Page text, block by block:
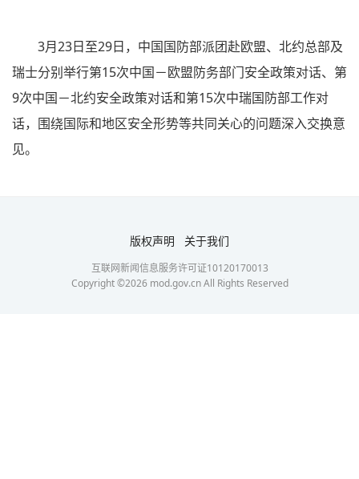
3月23日至29日，中国国防部派团赴欧盟、北约总部及
瑞士分别举行第15次中国－欧盟防务部门安全政策对话、第
9次中国－北约安全政策对话和第15次中瑞国防部工作对
话，围绕国际和地区安全形势等共同关心的问题深入交换意
见。
版权声明 关于我们
互联网新闻信息服务许可证10120170013
Copyright ©2026mod.gov.cn All Rights Reserved